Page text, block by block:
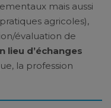
mais aussi
agricoles),
évaluation de
lieu d’échanges
la profession